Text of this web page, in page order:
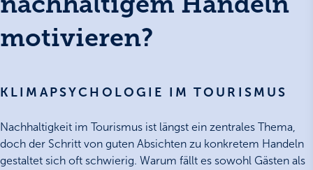
motivieren?
KLIMAPSYCHOLOGIE IM TOURISMUS
Nachhaltigkeit im Tourismus ist längst ein zentrales Thema,
doch der Schritt von guten Absichten zu konkretem Handeln
gestaltet sich oft schwierig. Warum fällt es sowohl Gästen als